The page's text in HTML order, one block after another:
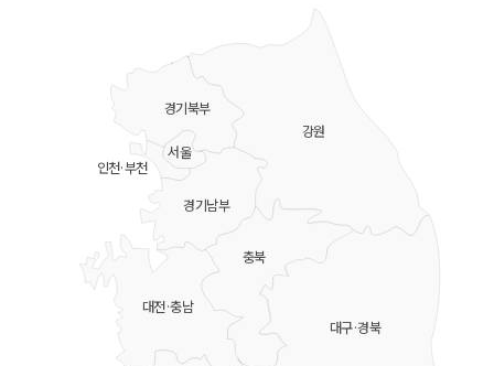
강원
충북
대전·충남
대구·경북
경기북부
경기남부
서울
인천·부천